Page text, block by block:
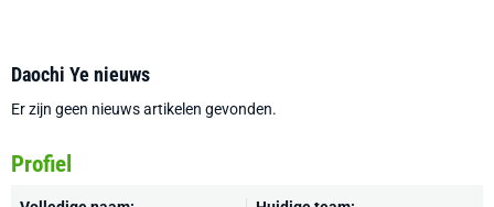
Daochi Ye nieuws
Er zijn geen nieuws artikelen gevonden.
Profiel